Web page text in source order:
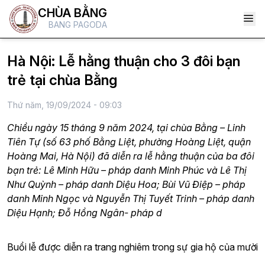
CHÙA BẰNG
BANG PAGODA
Hà Nội: Lễ hằng thuận cho 3 đôi bạn
trẻ tại chùa Bằng
Thứ năm, 19/09/2024 - 09:03
Chiều ngày 15 tháng 9 năm 2024, tại chùa Bằng – Linh
Tiên Tự (số 63 phố Bằng Liệt, phường Hoàng Liệt, quận
Hoàng Mai, Hà Nội) đã diễn ra lễ hằng thuận của ba đôi
bạn trẻ: Lê Minh Hữu – pháp danh Minh Phúc và Lê Thị
Như Quỳnh – pháp danh Diệu Hoa; Bùi Vũ Điệp – pháp
danh Minh Ngọc và Nguyễn Thị Tuyết Trinh – pháp danh
Diệu Hạnh; Đỗ Hồng Ngân- pháp d
Buổi lễ được diễn ra trang nghiêm trong sự gia hộ của mười